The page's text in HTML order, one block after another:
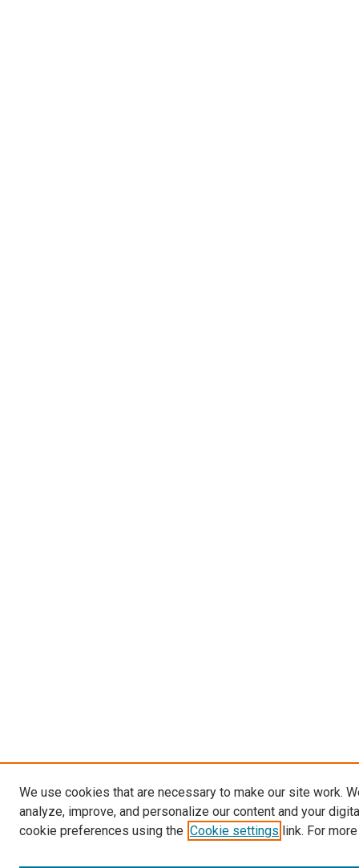
We use cookies that are necessary to make our site work.
analyze, improve, and personalize our content and your
cookie preferences using the Cookie settings link. For